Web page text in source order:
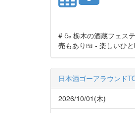
# 🍶 栃木の酒蔵フェス
売もあり🍱 - 楽しいひ
日本酒ゴーアラウンド
2026/10/01(木)